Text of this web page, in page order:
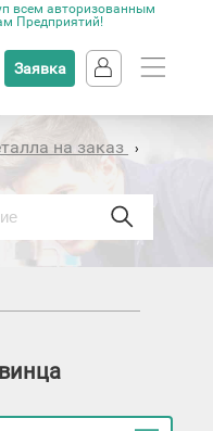
всем авторизованным
Предприятий!
Заявка
на заказ ›